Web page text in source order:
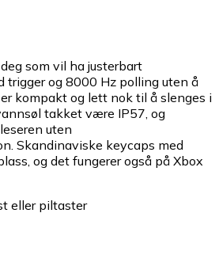
som vil ha justerbart
trigger og 8000 Hz polling uten å
kompakt og lett nok til å slenges i
takket være IP57, og
uten
Skandinaviske keycaps med
og det fungerer også på Xbox
eller piltaster